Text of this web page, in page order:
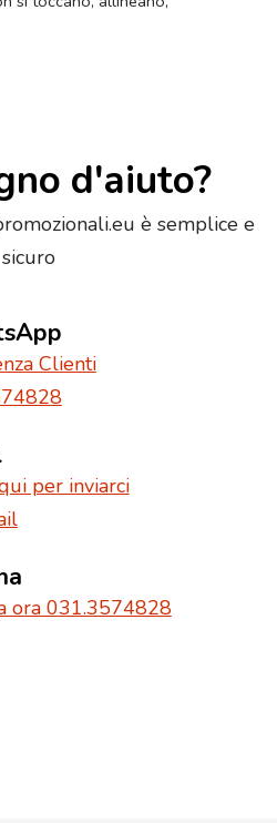
d'aiuto?
è semplice e
sicuro
Clienti
per inviarci
ora 031.3574828